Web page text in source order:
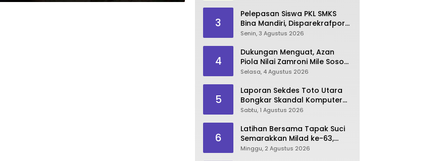
3
Pelepasan Siswa PKL SMKS
Bina Mandiri, Disparekrafpora
Dorong Lahirnya SDM
Senin, 3 Agustus 2026
4
Dukungan Menguat, Azan
Piola Nilai Zamroni Mile Sosok
Tepat Teruskan
Selasa, 4 Agustus 2026
5
Laporan Sekdes Toto Utara
Bongkar Skandal Komputer
‘Siluman’ 2025
Sabtu, 1 Agustus 2026
6
Latihan Bersama Tapak Suci
Semarakkan Milad ke-63,
Sultan Kalupe Ajak Atlet
Minggu, 2 Agustus 2026